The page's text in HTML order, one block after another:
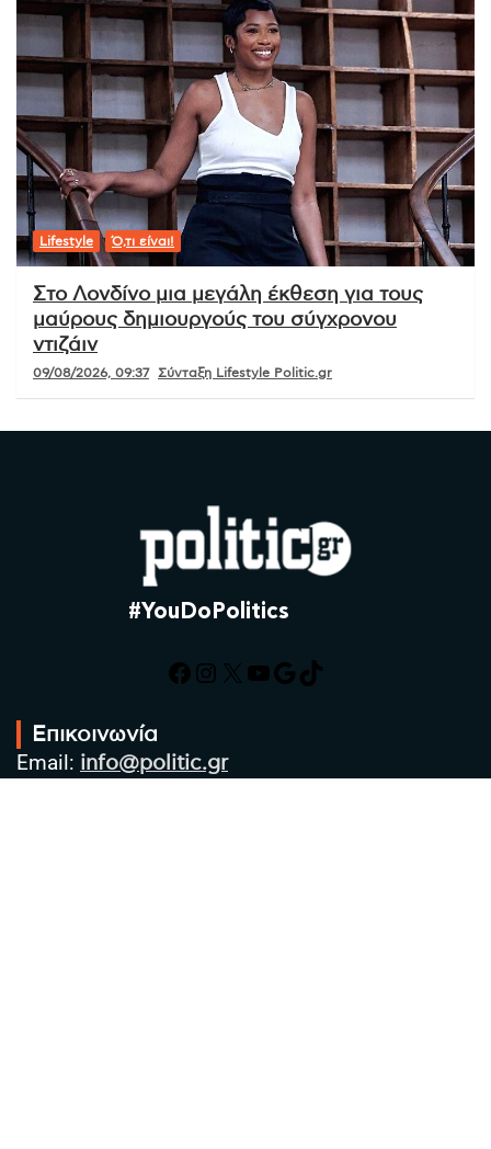
Lifestyle Ό,τι είναι!
Στο Λονδίνο μια μεγάλη έκθεση για τους
μαύρους δημιουργούς του σύγχρονου
ντιζάιν
09/08/2026, 09:37 Σύνταξη Lifestyle Politic.gr
#YouDoPolitics
Facebook
Instagram
X YouTube
Google
TikTok
Επικοινωνία
Email: info@politic.gr